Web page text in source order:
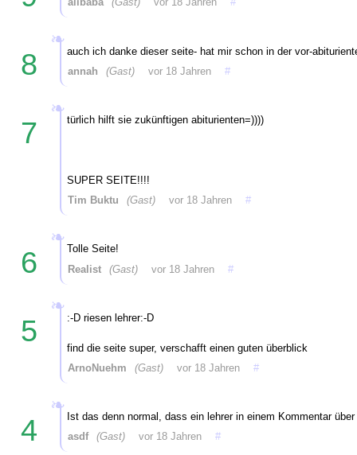
8
auch ich danke dieser seite- hat mir schon in der vor-
annah
(Gast) vor 18 Jahren #
7 türlich hilft sie zukünftigen abiturienten=))))
SUPER SEITE!!!!
Tim Buktu
(Gast) vor 18 Jahren #
6
Tolle Seite!
Realist
(Gast) vor 18 Jahren #
5 :-D riesen lehrer:-D
find die seite super, verschafft einen guten überblick
ArnoNuehm
(Gast) vor 18 Jahren #
4
Ist das denn normal, dass ein lehrer in einem Kommentar
asdf
(Gast) vor 18 Jahren #